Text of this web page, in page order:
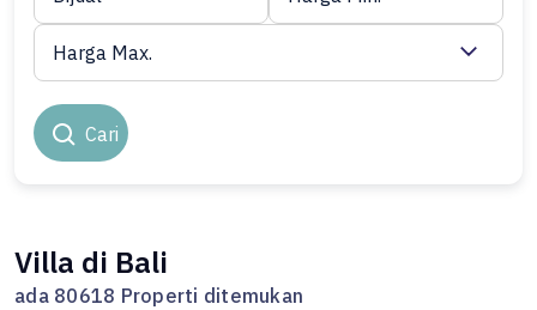
Cari
Harga Max.
Villa di Bali
ada 80618 Properti ditemukan